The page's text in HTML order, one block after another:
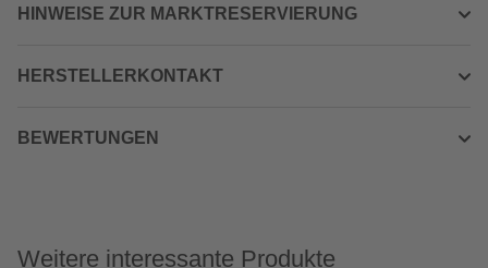
HINWEISE ZUR MARKTRESERVIERUNG
HERSTELLERKONTAKT
BEWERTUNGEN
Weitere interessante Produkte